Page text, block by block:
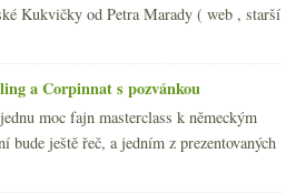
Kukvičky od Petra Marady ( web , starší
a Corpinnat s pozvánkou
moc fajn masterclass k německým
bude ještě řeč, a jedním z prezentovaných